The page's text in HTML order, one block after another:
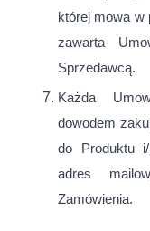
której mowa w
zawarta
Sprzedawcą.
Każda
dowodem
do Produktu
adres
Zamówienia.